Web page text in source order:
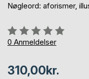
Nøgleord: aforismer,
Anmeldelse::
0%
0 Anmeldelser
310,00kr.